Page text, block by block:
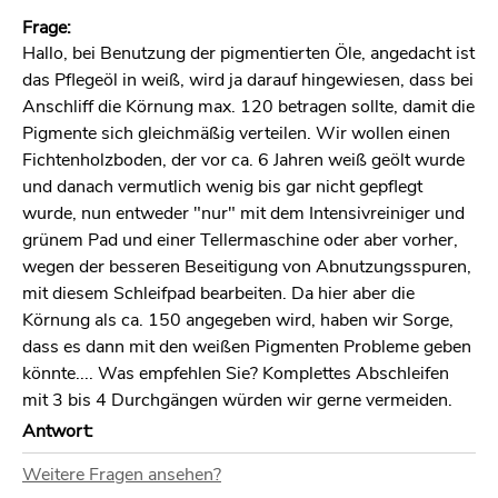
Frage:
Hallo, bei Benutzung der pigmentierten Öle, angedacht ist
das Pflegeöl in weiß, wird ja darauf hingewiesen, dass bei
Anschliff die Körnung max. 120 betragen sollte, damit die
Pigmente sich gleichmäßig verteilen. Wir wollen einen
Fichtenholzboden, der vor ca. 6 Jahren weiß geölt wurde
und danach vermutlich wenig bis gar nicht gepflegt
wurde, nun entweder "nur" mit dem Intensivreiniger und
grünem Pad und einer Tellermaschine oder aber vorher,
wegen der besseren Beseitigung von Abnutzungsspuren,
mit diesem Schleifpad bearbeiten. Da hier aber die
Körnung als ca. 150 angegeben wird, haben wir Sorge,
dass es dann mit den weißen Pigmenten Probleme geben
könnte.... Was empfehlen Sie? Komplettes Abschleifen
mit 3 bis 4 Durchgängen würden wir gerne vermeiden.
Antwort:
Körnung 150 ist die nächstfeinere Stufe nach 120, das
wird hinsichtlich Öl- und Pigmentaufnahme keinen
Weitere Fragen ansehen?